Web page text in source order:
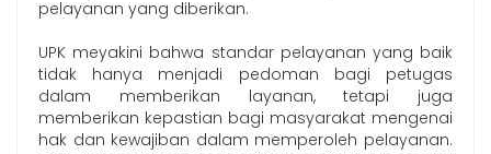
pelayanan yang diberikan.
UPK meyakini bahwa standar pelayanan yang baik
tidak hanya menjadi pedoman bagi petugas
dalam memberikan layanan, tetapi juga
memberikan kepastian bagi masyarakat mengenai
hak dan kewajiban dalam memperoleh pelayanan.